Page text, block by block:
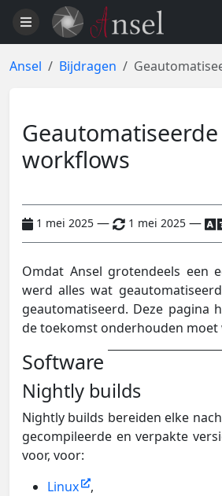
Ansel Bijdragen
Geautomatiseerde
workflows
1 mei 2025 — 1 mei 2025 —
Omdat Ansel grotendeels een
werd alles wat
geautomatiseerd. Deze pagina
de toekomst onderhouden moet
Software
Nightly builds
Nightly builds bereiden elke
gecompileerde en verpakte
voor, voor:
Linux
,